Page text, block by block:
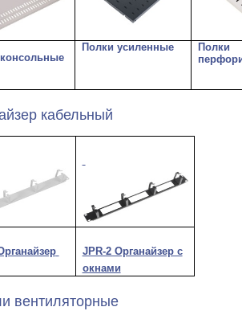
Полки усиленные
Полки
кабельный
JPR-2 Органайзер с
окнами
вентиляторные